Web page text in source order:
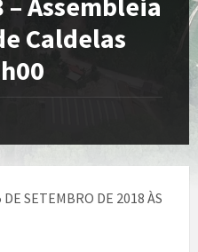
Caldelas
SETEMBRO DE 2018 ÀS